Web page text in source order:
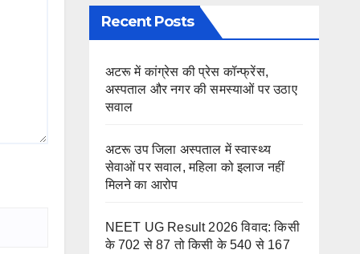
Recent Posts
अटरू में कांग्रेस की प्रेस कॉन्फ्रेंस,
अस्पताल और नगर की समस्याओं पर उठाए
सवाल
अटरू उप जिला अस्पताल में स्वास्थ्य
सेवाओं पर सवाल, महिला को इलाज नहीं
मिलने का आरोप
NEET UG Result 2026 विवाद: किसी
के 702 से 87 तो किसी के 540 से 167